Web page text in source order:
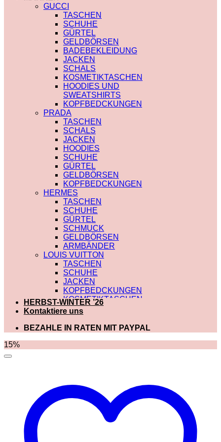
SAINT LAURENT
VERSACE
SCHALS
CHLOE
FENDI
GUCCI
LOUIS VUITTON
PRADA
SAINT LAURENT
SCHULTERRIEMEN
DIOR
LOUIS VUITTON
STRUMPFHOSEN
GUCCI
KOSMETIKTASCHEN
GUCCI
LOUIS VUITTON
SAINT LAURENT
TRENCHCOAT
BURBERRY
PRADA
SOCKEN
GUCCI
SHORTS
BURBERRY
POLO
BURBERRY
CHLOE
GUCCI
MONCLER
HOODIES UND
SWEATSHIRTS
AMI PARIS
BURBERRY
FENDI
GUCCI
LOUIS VUITTON
MIU MIU
PRADA
SAINT LAURENT
GUCCI
TASCHEN
SCHUHE
GÜRTEL
GELDBÖRSEN
BADEBEKLEIDUNG
JACKEN
SCHALS
KOSMETIKTASCHEN
HOODIES UND
SWEATSHIRTS
KOPFBEDCKUNGEN
PRADA
TASCHEN
SCHALS
JACKEN
HOODIES
SCHUHE
GÜRTEL
GELDBÖRSEN
KOPFBEDCKUNGEN
HERMES
TASCHEN
SCHUHE
GÜRTEL
SCHMUCK
GELDBÖRSEN
ARMBÄNDER
LOUIS VUITTON
TASCHEN
SCHUHE
JACKEN
KOPFBEDCKUNGEN
KOSMETIKTASCHEN
SCHALS
SCHULTERRIEMEN
GÜRTEL
GELDBÖRSEN
KOSMETIKTASCHEN
KOPFBEDCKUNGEN
JACKEN
HOODIES UND
SWEATSHIRTS
HERBST-WINTER ’26
Kontaktiere uns
BEZAHLE IN RATEN MIT PAYPAL
15%